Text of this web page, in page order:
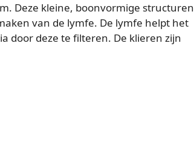
Deze kleine, boonvormige structuren
van de lymfe. De lymfe helpt het
door deze te filteren. De klieren zijn